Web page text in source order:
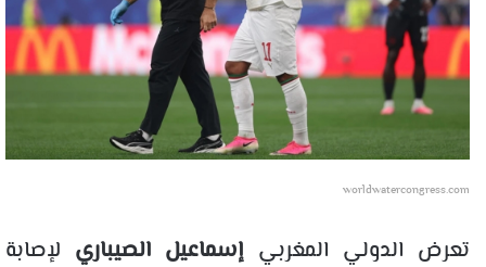
worldwatercongress.com
تعرض الدولي المغربيإسماعيل الصيباري لإصابة